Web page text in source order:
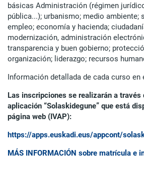
básicas Administración (régimen
pública...); urbanismo; medio ambiente;
empleo; economía y hacienda;
modernización, administración
transparencia y buen gobierno;
organización; liderazgo; recursos
Información detallada de cada curso en
Las inscripciones se realizarán a través
aplicación “Solaskidegune” que está
página web (IVAP):
https://apps.euskadi.eus/appcont/
MÁS INFORMACIÓN sobre matrícula e